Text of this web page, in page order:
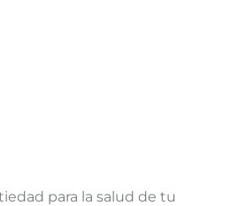
para la salud de tu